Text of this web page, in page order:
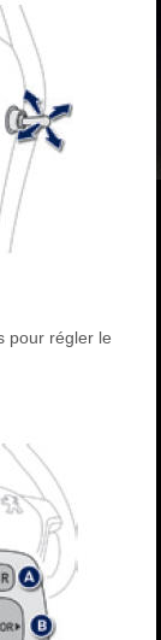
pour régler le